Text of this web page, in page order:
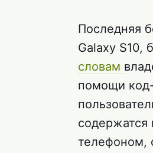
Последняя
Galaxy S10,
словам
помощи
содержатся
телефоном,